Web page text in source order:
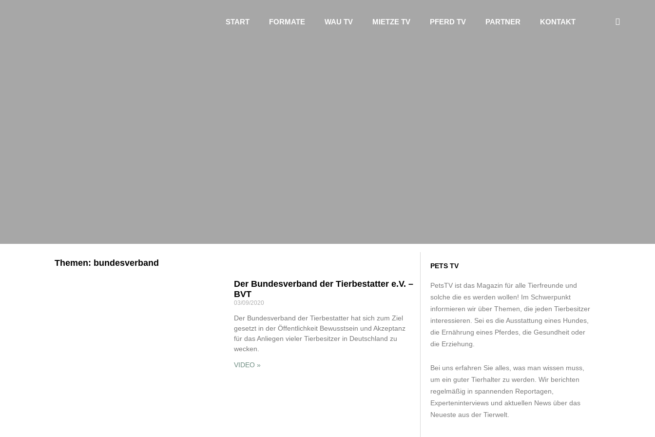
START FORMATE WAU TV MIETZE TV PFERD TV PARTNER KONTAKT
Themen: bundesverband
Der Bundesverband der Tierbestatter e.V. –
BVT
03/09/2020
Der Bundesverband der Tierbestatter hat sich zum Ziel
gesetzt in der Öffentlichkeit Bewusstsein und Akzeptanz
für das Anliegen vieler Tierbesitzer in Deutschland zu
wecken.
VIDEO »
PETS TV
PetsTV ist das Magazin für alle Tierfreunde und
solche die es werden wollen! Im Schwerpunkt
informieren wir über Themen, die jeden Tierbesitzer
interessieren. Sei es die Ausstattung eines Hundes,
die Ernährung eines Pferdes, die Gesundheit oder
die Erziehung.
Bei uns erfahren Sie alles, was man wissen muss,
um ein guter Tierhalter zu werden. Wir berichten
regelmäßig in spannenden Reportagen,
Experteninterviews und aktuellen News über das
Neueste aus der Tierwelt.